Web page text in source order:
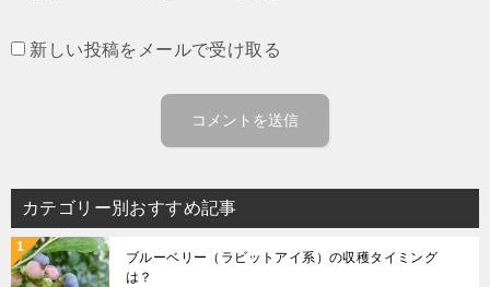
新しい投稿をメールで受け取る
カテゴリー別おすすめ記事
ブルーベリー（ラビットアイ系）の収穫タイミング
は？